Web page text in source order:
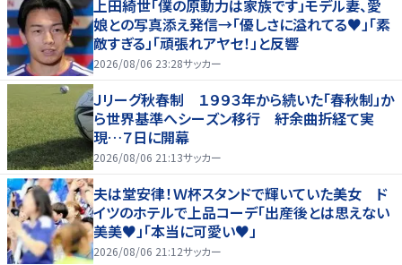
上田綺世「僕の原動力は家族です」モデル妻、愛
娘との写真添え発信→「優しさに溢れてる♥」「素
敵すぎる」「頑張れアヤセ！」と反響
2026/08/06 23:28サッカー
Ｊリーグ秋春制 １９９３年から続いた「春秋制」か
ら世界基準へシーズン移行 紆余曲折経て実
現…７日に開幕
2026/08/06 21:13サッカー
夫は堂安律！Ｗ杯スタンドで輝いていた美女 ド
イツのホテルで上品コーデ「出産後とは思えない
美美♥」「本当に可愛い♥」
2026/08/06 21:12サッカー